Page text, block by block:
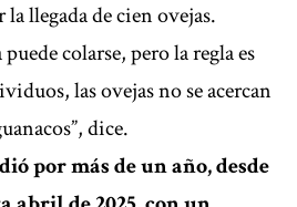
llegada de cien ovejas.
puede colarse, pero la regla es
las ovejas no se acercan
dice.
por más de un año, desde